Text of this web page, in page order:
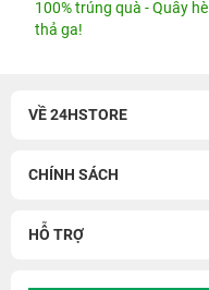
100% trúng quà - Quẫy hè
thả ga!
VỀ 24HSTORE
CHÍNH SÁCH
HỖ TRỢ